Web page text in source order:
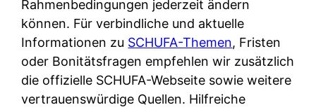
s
h
e
B
a
l
i
c
h
k
o
d
e
r
F
i
r
Rahmenbedingungen jederzeit ändern
können. Für verbindliche und aktuelle
Informationen zu SCHUFA-Themen, Fristen
oder Bonitätsfragen empfehlen wir zusätzlich
die offizielle SCHUFA-Webseite sowie weitere
vertrauenswürdige Quellen. Hilfreiche